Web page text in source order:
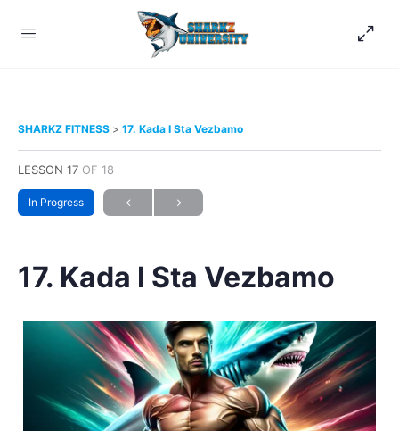
SHARKZ FITNESS 17. Kada I Sta Vezbamo
LESSON 17 OF 18
In Progress
17. Kada I Sta Vezbamo